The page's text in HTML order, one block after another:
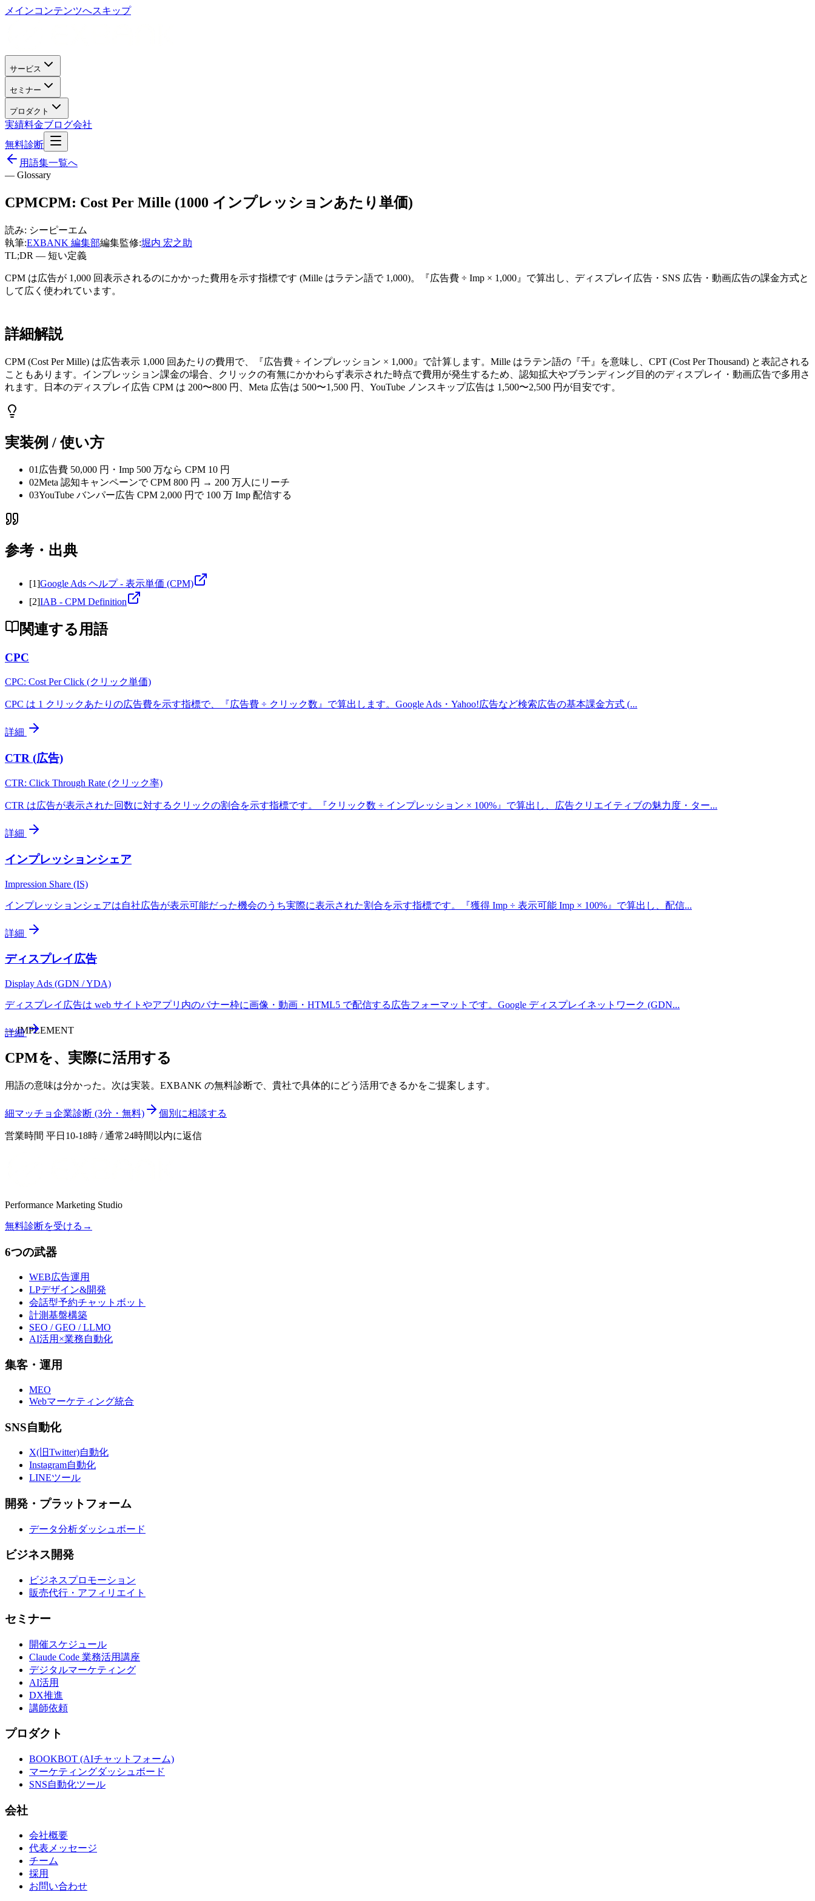
メインコンテンツへスキップ
サービス
セミナー
プロダクト
実績料金ブログ会社
無料診断
用語集一覧へ
— Glossary
CPMCPM: Cost Per Mille (1000 インプレッションあたり単価)
読み: シーピーエム
執筆:EXBANK 編集部編集監修:堀内 宏之助
TL;DR — 短い定義
CPM は広告が 1,000 回表示されるのにかかった費用を示す指標です (Mille はラテン語で 1,000)。『広告費 ÷ Imp × 1,000』で算出し、ディスプレイ広告・SNS 広告・動画広告の課金方式と
して広く使われています。
詳細解説
CPM (Cost Per Mille) は広告表示 1,000 回あたりの費用で、『広告費 ÷ インプレッション × 1,000』で計算します。Mille はラテン語の『千』を意味し、CPT (Cost Per Thousand) と表記される
こともあります。インプレッション課金の場合、クリックの有無にかかわらず表示された時点で費用が発生するため、認知拡大やブランディング目的のディスプレイ・動画広告で多用さ
れます。日本のディスプレイ広告 CPM は 200〜800 円、Meta 広告は 500〜1,500 円、YouTube ノンスキップ広告は 1,500〜2,500 円が目安です。
実装例 / 使い方
01広告費 50,000 円・Imp 500 万なら CPM 10 円
02Meta 認知キャンペーンで CPM 800 円 → 200 万人にリーチ
03YouTube バンパー広告 CPM 2,000 円で 100 万 Imp 配信する
参考・出典
[1]Google Ads ヘルプ - 表示単価 (CPM)
[2]IAB - CPM Definition
関連する用語
CPC
CPC: Cost Per Click (クリック単価)
CPC は 1 クリックあたりの広告費を示す指標で、『広告費 ÷ クリック数』で算出します。Google Ads・Yahoo!広告など検索広告の基本課金方式 (...
詳細
CTR (広告)
CTR: Click Through Rate (クリック率)
CTR は広告が表示された回数に対するクリックの割合を示す指標です。『クリック数 ÷ インプレッション × 100%』で算出し、広告クリエイティブの魅力度・ター...
詳細
インプレッションシェア
Impression Share (IS)
インプレッションシェアは自社広告が表示可能だった機会のうち実際に表示された割合を示す指標です。『獲得 Imp ÷ 表示可能 Imp × 100%』で算出し、配信...
詳細
ディスプレイ広告
Display Ads (GDN / YDA)
ディスプレイ広告は web サイトやアプリ内のバナー枠に画像・動画・HTML5 で配信する広告フォーマットです。Google ディスプレイネットワーク (GDN...
詳細
—IMPLEMENT
CPMを、実際に活用する
用語の意味は分かった。次は実装。EXBANK の無料診断で、貴社で具体的にどう活用できるかをご提案します。
細マッチョ企業診断 (3分・無料) 個別に相談する
営業時間 平日10-18時 / 通常24時間以内に返信
Performance Marketing Studio
無料診断を受ける →
6つの武器
WEB広告運用
LPデザイン&開発
会話型予約チャットボット
計測基盤構築
SEO / GEO / LLMO
AI活用×業務自動化
集客・運用
MEO
Webマーケティング統合
SNS自動化
X(旧Twitter)自動化
Instagram自動化
LINEツール
開発・プラットフォーム
データ分析ダッシュボード
ビジネス開発
ビジネスプロモーション
販売代行・アフィリエイト
セミナー
開催スケジュール
Claude Code 業務活用講座
デジタルマーケティング
AI活用
DX推進
講師依頼
プロダクト
BOOKBOT (AIチャットフォーム)
マーケティングダッシュボード
SNS自動化ツール
会社
会社概要
代表メッセージ
チーム
採用
お問い合わせ